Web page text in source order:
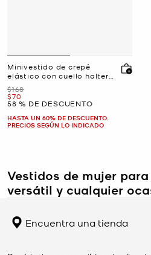
Minivestido de crepé
elástico con cuello halter
y tachuelas
Era
$168
Ahora
$70
58 % DE DESCUENTO
HASTA UN 60% DE DESCUENTO.
PRECIOS SEGÚN LO INDICADO
Vestidos de mujer
versátil y cualquier
para adaptarse a una amplia
look informal para el día a día hasta
adaptan a diferentes preferencias y
Encuentra una tienda